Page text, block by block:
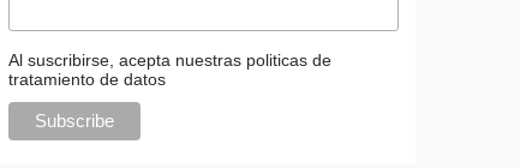
Al suscribirse, acepta nuestras politicas de
tratamiento de datos